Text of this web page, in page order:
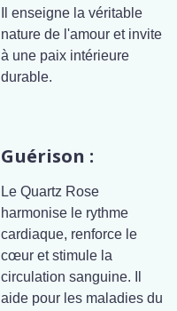
Il enseigne la véritable
nature de l'amour et invite
à une paix intérieure
durable.
Guérison :
Le Quartz Rose
harmonise le rythme
cardiaque, renforce le
cœur et stimule la
circulation sanguine. Il
aide pour les maladies du